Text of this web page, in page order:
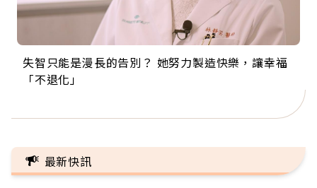
失智只能是漫長的告別？ 她努力製造快樂，讓幸福
「不退化」
來自剛果的巧克力神父 為台灣奉獻36年 「台灣是我
的家，我連作夢都講台語！」
63歲卸矽谷副總、搬回台灣找快樂！「蛋黃哥小
丑」走進安養院，逗樂上萬爺奶：退休後才開始真
104歲打破金氏世界紀錄 成為全球最年長羽球選
手，分享長壽的秘密原來是「這個」
事業巔峰他選擇追夢…黑手阿伯拉小提琴還登上小
巨蛋！連CNN都大讚！
最新快訊